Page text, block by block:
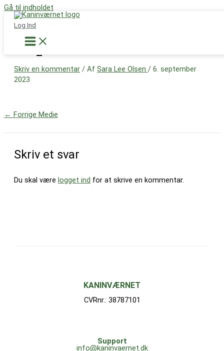
Gå til indholdet
Log Ind
Støt nu
IMG_1956
Skriv en kommentar / Af Sara Lee Olsen / 6. september
2023
← Forrige Medie
Skriv et svar
Du skal være logget ind for at skrive en kommentar.
KANINVÆRNET
CVRnr.: 38787101
Support
info@kaninvaernet.dk